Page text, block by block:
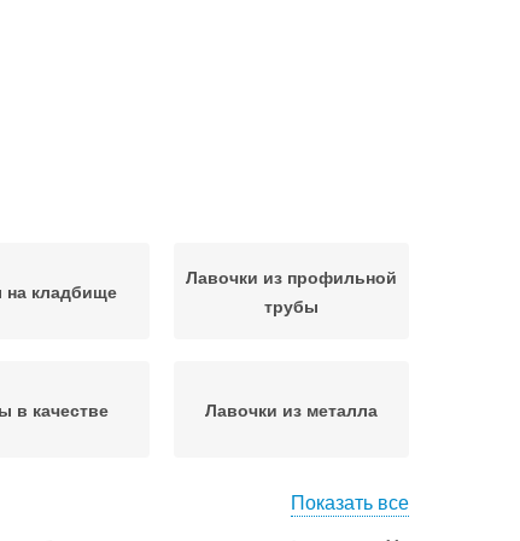
на кладбище
Лавочки из профильной
трубы
в качестве Лавочки из металла
Скамейки из
Показать все